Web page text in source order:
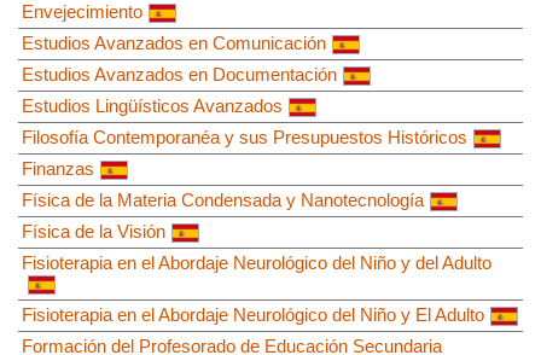
Envejecimiento
Estudios Avanzados en Comunicación
Estudios Avanzados en Documentación
Estudios Lingüísticos Avanzados
Filosofía Contemporanéa y sus Presupuestos Históricos
Finanzas
Física de la Materia Condensada y Nanotecnología
Física de la Visión
Fisioterapia en el Abordaje Neurológico del Niño y del Adulto
Fisioterapia en el Abordaje Neurológico del Niño y El Adulto
Formación del Profesorado de Educación Secundaria